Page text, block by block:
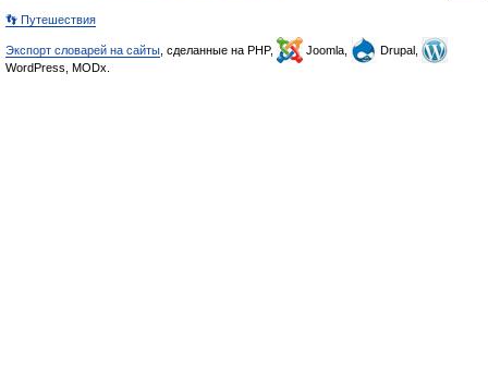
👣 Путешествия
Экспорт словарей на сайты , сделанные на PHP, Joomla,
Drupal,
WordPress, MODx.